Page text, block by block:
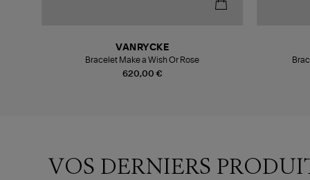
620,00 €
VANRYCKE
Bracelet Make a Wish Or Rose
VOS DERNIERS